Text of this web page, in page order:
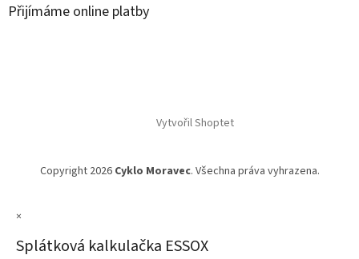
Přijímáme online platby
Vytvořil Shoptet
Copyright 2026 Cyklo Moravec. Všechna práva vyhrazena.
×
Splátková kalkulačka ESSOX